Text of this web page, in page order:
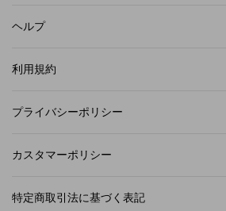
ヘルプ
利用規約
プライバシーポリシー
カスタマーポリシー
特定商取引法に基づく表記